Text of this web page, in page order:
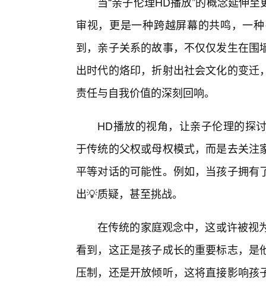
审视，更是一种跨越屏幕的共鸣，一
到，亲子关系的故事，不仅仅发生在
出时代的烙印，折射出社会文化的变
责任与自我价值的深刻回响。
HD播放的视角，让亲子伦理的探
于传统的父权或母权模式，而是去关
平等对话的可能性。例如，当孩子拥
出💡质疑，甚至挑战。
在传统的家庭观念中，这或许被视
看到，这正是孩子成长的重要标志，
压制，还是开放倾听，这将直接影响